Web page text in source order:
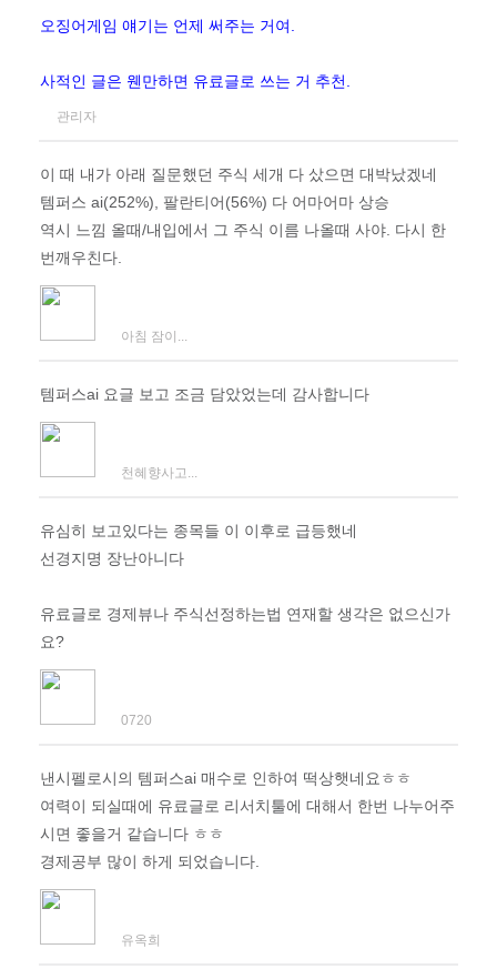
오징어게임 얘기는 언제 써주는 거여.
사적인 글은 웬만하면 유료글로 쓰는 거 추천.
관리자
이 때 내가 아래 질문했던 주식 세개 다 샀으면 대박났겠네
템퍼스 ai(252%), 팔란티어(56%) 다 어마어마 상승
역시 느낌 올때/내입에서 그 주식 이름 나올때 사야. 다시 한
번깨우친다.
아침 잠이...
템퍼스ai 요글 보고 조금 담았었는데 감사합니다
천혜향사고...
유심히 보고있다는 종목들 이 이후로 급등했네
선경지명 장난아니다
유료글로 경제뷰나 주식선정하는법 연재할 생각은 없으신가
요?
0720
낸시펠로시의 템퍼스ai 매수로 인하여 떡상햇네요ㅎㅎ
여력이 되실때에 유료글로 리서치툴에 대해서 한번 나누어주
시면 좋을거 같습니다 ㅎㅎ
경제공부 많이 하게 되었습니다.
유옥희